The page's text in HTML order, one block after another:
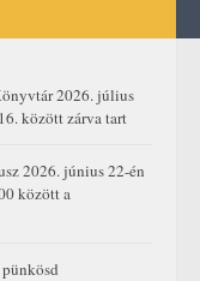
2026. július
között zárva tart
2026. június 22-én
között a